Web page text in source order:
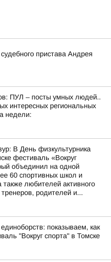
пристава Андрея
ПУЛ – посты умных людей..
интересных региональных
недели:
В День физкультурника
фестиваль «Вокруг
объединил на одной
60 спортивных школ и
также любителей активного
родителей и...
показываем, как
"Вокруг спорта" в Томске